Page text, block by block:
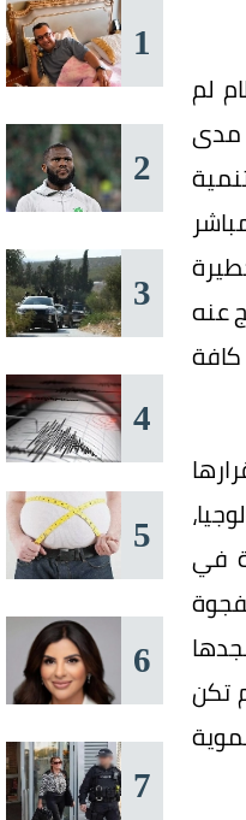
النظام لم
مدى
عنه
في
تكن
1
2
3
4
5
6
7